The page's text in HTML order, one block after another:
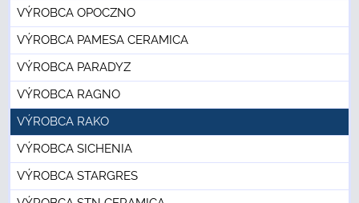
VÝROBCA OPOCZNO
VÝROBCA PAMESA CERAMICA
VÝROBCA PARADYZ
VÝROBCA RAGNO
VÝROBCA RAKO
VÝROBCA SICHENIA
VÝROBCA STARGRES